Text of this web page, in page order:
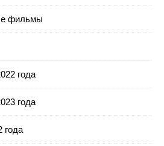
фильмы
года
года
года